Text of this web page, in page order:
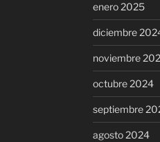
enero 2025
diciembre
noviembre
octubre 2024
septiembre
agosto 2024